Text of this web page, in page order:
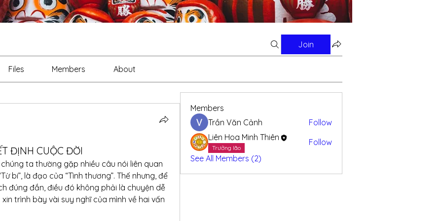
Join
Files Members About
ĐỊNH CUỘC ĐỜI
ta thường gặp nhiều câu nói liên quan
bi”, là đạo của “Tình thương”. Thế nhưng, để
đúng đắn, điều đó không phải là chuyện dễ
trình bày vài suy nghĩ của mình về hai vấn
Members
Trần Văn Cảnh
Follow
Liên Hoa Minh Thiên
Trưởng lão
Follow
See All Members (2)